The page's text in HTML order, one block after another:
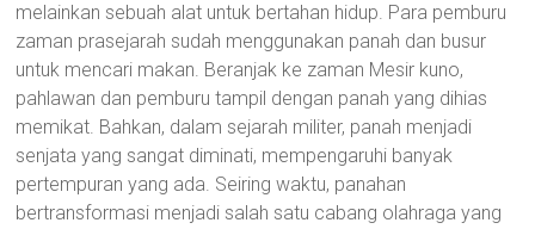
melainkan sebuah alat untuk bertahan hidup. Para pemburu
zaman prasejarah sudah menggunakan panah dan busur
untuk mencari makan. Beranjak ke zaman Mesir kuno,
pahlawan dan pemburu tampil dengan panah yang dihias
memikat. Bahkan, dalam sejarah militer, panah menjadi
senjata yang sangat diminati, mempengaruhi banyak
pertempuran yang ada. Seiring waktu, panahan
bertransformasi menjadi salah satu cabang olahraga yang